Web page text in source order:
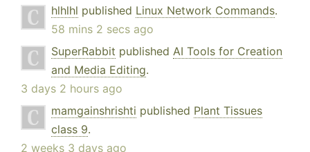
hlhlhl published Linux Network Commands.
58 mins 2 secs ago
SuperRabbit published AI Tools for Creation
and Media Editing.
3 days 2 hours ago
mamgainshrishti published Plant Tissues
class 9.
2 weeks 3 days ago